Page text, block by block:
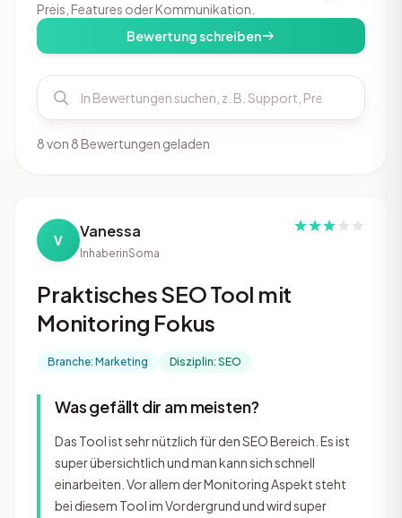
Preis, Features oder Kommunikation.
Bewertung schreiben
8 von 8 Bewertungen geladen
V Vanessa
InhaberinSoma
Praktisches SEO Tool mit
Monitoring Fokus
Branche: Marketing Disziplin: SEO
Was gefällt dir am meisten?
Das Tool ist sehr nützlich für den SEO Bereich. Es ist
super übersichtlich und man kann sich schnell
einarbeiten. Vor allem der Monitoring Aspekt steht
bei diesem Tool im Vordergrund und wird super